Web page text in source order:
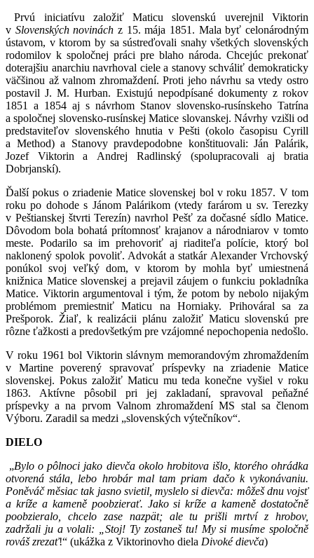
Prvú iniciatívu založiť Maticu slovenskú uverejnil Viktorin
v Slovenských novinách z 15. mája 1851. Mala byť celonárodným
ústavom, v ktorom by sa sústreďovali snahy všetkých slovenských
rodomilov k spoločnej práci pre blaho národa. Chcejúc prekonať
doterajšiu anarchiu navrhoval ciele a stanovy schváliť demokraticky
väčšinou až valnom zhromaždení. Proti jeho návrhu sa vtedy ostro
postavil J. M. Hurban. Existujú nepodpísané dokumenty z rokov
1851 a 1854 aj s návrhom Stanov slovensko-rusínskeho Tatrína
a spoločnej slovensko-rusínskej Matice slovanskej. Návrhy vzišli od
predstaviteľov slovenského hnutia v Pešti (okolo časopisu Cyrill
a Method) a Stanovy pravdepodobne konštituovali: Ján Palárik,
Jozef Viktorin a Andrej Radlinský (spolupracovali aj bratia
Dobrjanskí).
Ďalší pokus o zriadenie Matice slovenskej bol v roku 1857. V tom
roku po dohode s Jánom Palárikom (vtedy farárom u sv. Terezky
v Peštianskej štvrti Terezín) navrhol Pešť za dočasné sídlo Matice.
Dôvodom bola bohatá prítomnosť krajanov a národniarov v tomto
meste. Podarilo sa im prehovoriť aj riaditeľa polície, ktorý bol
naklonený spolok povoliť. Advokát a statkár Alexander Vrchovský
ponúkol svoj veľký dom, v ktorom by mohla byť umiestnená
knižnica Matice slovenskej a prejavil záujem o funkciu pokladníka
Matice. Viktorin argumentoval i tým, že potom by nebolo nijakým
problémom premiestniť Maticu na Horniaky. Prihováral sa za
Prešporok. Žiaľ, k realizácii plánu založiť Maticu slovenskú pre
rôzne ťažkosti a predovšetkým pre vzájomné nepochopenia nedošlo.
V roku 1961 bol Viktorin slávnym memorandovým zhromaždením
v Martine poverený spravovať príspevky na zriadenie Matice
slovenskej. Pokus založiť Maticu mu teda konečne vyšiel v roku
1863. Aktívne pôsobil pri jej zakladaní, spravoval peňažné
príspevky a na prvom Valnom zhromaždení MS stal sa členom
Výboru. Zaradil sa medzi „slovenských výtečníkov“.
DIELO
„Bylo o pôlnoci jako dievča okolo hrobitova išlo, ktorého ohrádka
otvorená stála, lebo hrobár mal tam priam dačo k vykonávaniu.
Poněváč měsiac tak jasno svietil, myslelo si dievča: môžeš dnu vojsť
a kríže a kameně poobzierať. Jako si kríže a kameně dostatočně
poobzieralo, chcelo zase nazpät; ale tu prišli mrtví z hrobov,
zadržali ju a volali: „Stoj! Ty zostaneš tu! My si musíme spoločně
rováš zrezať!“ (ukážka z Viktorinovho diela Divoké dievča)